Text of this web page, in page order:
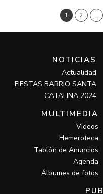
1 2 …
NOTICIAS
Actualidad
FIESTAS BARRIO SANTA
CATALINA 2024
MULTIMEDIA
Videos
Hemeroteca
Tablón de Anuncios
Agenda
Álbumes de fotos